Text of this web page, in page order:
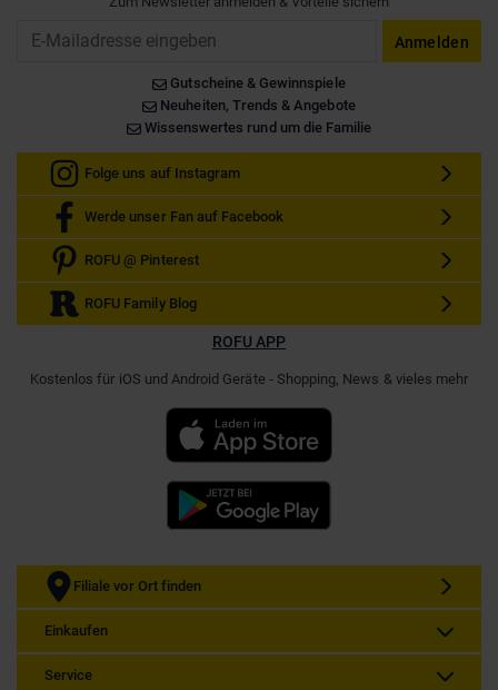
Anmelden
Gutscheine & Gewinnspiele
Neuheiten, Trends & Angebote
Wissenswertes rund um die Familie
Folge uns auf Instagram
Werde unser Fan auf Facebook
ROFU @ Pinterest
ROFU Family Blog
ROFU APP
Kostenlos für iOS und Android Geräte - Shopping, News & vieles mehr
Filiale vor Ort finden
Einkaufen
Service